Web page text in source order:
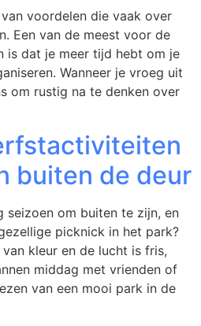
voordelen die vaak over
Een van de meest voor de
is dat je meer tijd hebt om je
Wanneer je vroeg uit
om rustig na te denken over
buiten de deur
seizoen om buiten te zijn, en
picknick in het park?
kleur en de lucht is fris,
middag met vrienden of
van een mooi park in de